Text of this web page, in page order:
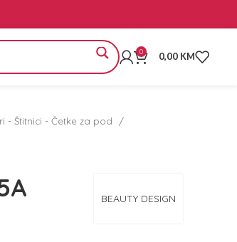
0 0,00 KM
- Štitnici - Četke za pod
BEAUTY DESIGN